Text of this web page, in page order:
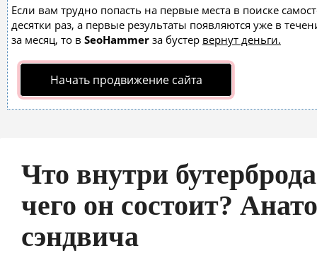
Если вам трудно попасть на первые места в поиске
десятки раз, а первые результаты появляются уже в
за месяц, то в SeoHammer за бустер вернут деньги.
Начать продвижение сайта
Что внутри
чего он состоит?
сэндвича